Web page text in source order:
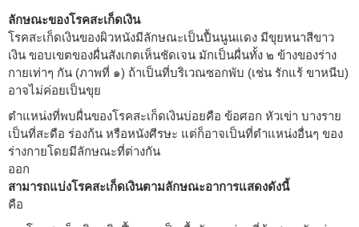
ลักษณะของโรคสะเก็ดเงิน
โรคสะเก็ดเงินของผิวหนังมีลักษณะเป็นปื้นนูนแดง มีขุยหนาสีขาว
เงิน ขอบเขตของผื่นสังเกตเห็นชัดเจน มักเป็นผื่นทั้ง ๒ ข้างของร่าง
กายเท่าๆ กัน (ภาพที่ ๑) ถ้าเป็นที่บริเวณซอกพับ (เช่น รักแร้ ขาหนีบ)
อาจไม่ค่อยเป็นขุย
ตำแหน่งที่พบผื่นของโรคสะเก็ดเงินบ่อยคือ ข้อศอก หัวเข่า บางราย
เป็นที่สะดือ ร่องก้น หรือหนังศีรษะ แต่ก็อาจเป็นที่ตำแหน่งอื่นๆ ของ
ร่างกายโดยมีลักษณะที่ต่างกัน
ออก
สามารถแบ่งโรคสะเก็ดเงินตามลักษณะอาการแสดงดังนี้
คือ